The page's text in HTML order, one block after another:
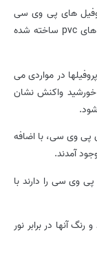
های پی وی سی
هستند این پروفیل ها از تغییرات کوچکی در پروفیل های pvc ساخته شده
در مواردی می
خورشید واکنش نشان
پی وی سی، با اضافه
آمدند.
وی سی را دارند با
آنها در برابر نور